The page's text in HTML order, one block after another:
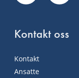
Kontakt oss
Kontakt
Ansatte